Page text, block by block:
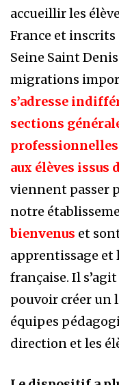
accueillir les
France et inscrits
Seine Saint
migrations
s’adresse
sections
professionnelles
aux élèves issus
viennent passer
notre
bienvenus et
apprentissage et
française. Il
pouvoir créer un
équipes
direction et les